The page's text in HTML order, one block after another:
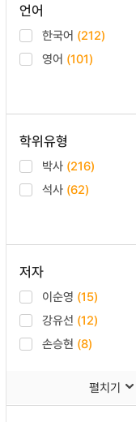
언어
한국어 (212)
영어 (101)
학위유형
박사 (216)
석사 (62)
저자
이순영 (15)
강유선 (12)
손승현 (8)
펼치기